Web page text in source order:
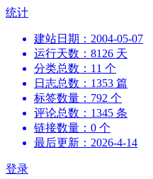
跳
统计
建站日期：2004-05-07
运行天数：8126 天
分类总数：11 个
日志总数：1353 篇
标签数量：792 个
评论总数：1345 条
链接数量：0 个
最后更新：2026-4-14
登录